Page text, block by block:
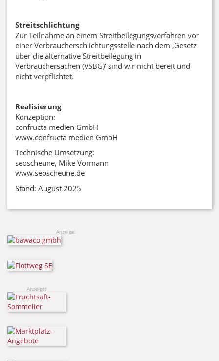
Streitschlichtung
Zur Teilnahme an einem Streitbeilegungsverfahren vor
einer Verbraucherschlichtungsstelle nach dem ‚Gesetz
über die alternative Streitbeilegung in
Verbrauchersachen (VSBG)‘ sind wir nicht bereit und
nicht verpflichtet.
Realisierung
Konzeption:
confructa medien GmbH
www.confructa medien GmbH
Technische Umsetzung:
seoscheune, Mike Vormann
www.seoscheune.de
Stand: August 2025
Anzeige:
Anzeige: